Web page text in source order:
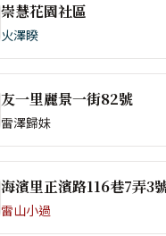
崇慧花園社區
火澤睽
友一里麗景一街82號
雷澤歸妹
海濱里正濱路116巷7弄3
雷山小過